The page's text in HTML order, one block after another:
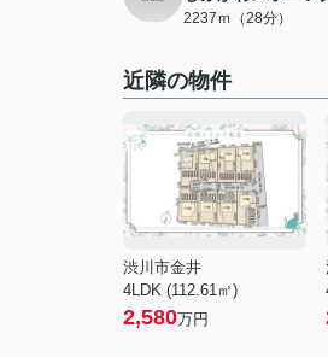
2237ｍ（28分）
近隣の物件
渋川市金井
4LDK (112.61㎡)
2,580万円